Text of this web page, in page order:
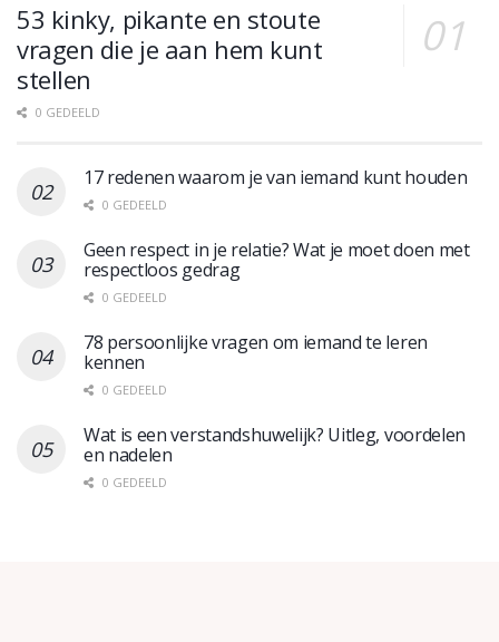
53 kinky, pikante en stoute
vragen die je aan hem kunt
stellen
0 GEDEELD
17 redenen waarom je van iemand kunt houden
0 GEDEELD
Geen respect in je relatie? Wat je moet doen met
respectloos gedrag
0 GEDEELD
78 persoonlijke vragen om iemand te leren
kennen
0 GEDEELD
Wat is een verstandshuwelijk? Uitleg, voordelen
en nadelen
0 GEDEELD